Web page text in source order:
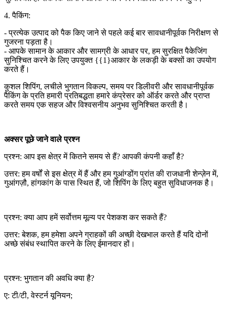
4. पैकिंग:
- प्रत्येक उत्पाद को पैक किए जाने से पहले कई बार सावधानीपूर्वक निरीक्षण से
गुजरना पड़ता है।
- आपके सामान के आकार और सामग्री के आधार पर, हम सुरक्षित पैकेजिंग
सुनिश्चित करने के लिए उपयुक्त {{1}आकार के लकड़ी के बक्सों का उपयोग
करते हैं।
कुशल शिपिंग, लचीले भुगतान विकल्प, समय पर डिलीवरी और सावधानीपूर्वक
पैकिंग के प्रति हमारी प्रतिबद्धता हमारे कंप्रेसर को ऑर्डर करते और प्राप्त
करते समय एक सहज और विश्वसनीय अनुभव सुनिश्चित करती है।
अक्सर पूछे जाने वाले प्रश्न
प्रश्न: आप इस क्षेत्र में कितने समय से हैं? आपकी कंपनी कहाँ है?
उत्तर: हम वर्षों से इस क्षेत्र में हैं और हम गुआंग्डोंग प्रांत की राजधानी शेन्ज़ेन में,
गुआंगज़ौ, हांगकांग के पास स्थित हैं, जो शिपिंग के लिए बहुत सुविधाजनक है।
प्रश्न: क्या आप हमें सर्वोत्तम मूल्य पर पेशकश कर सकते हैं?
उत्तर: बेशक, हम हमेशा अपने ग्राहकों की अच्छी देखभाल करते हैं यदि दोनों
अच्छे संबंध स्थापित करने के लिए ईमानदार हों।
प्रश्न: भुगतान की अवधि क्या है?
ए: टी/टी, वेस्टर्न यूनियन;